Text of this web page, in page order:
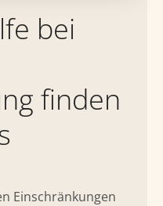
bei
finden
Einschränkungen